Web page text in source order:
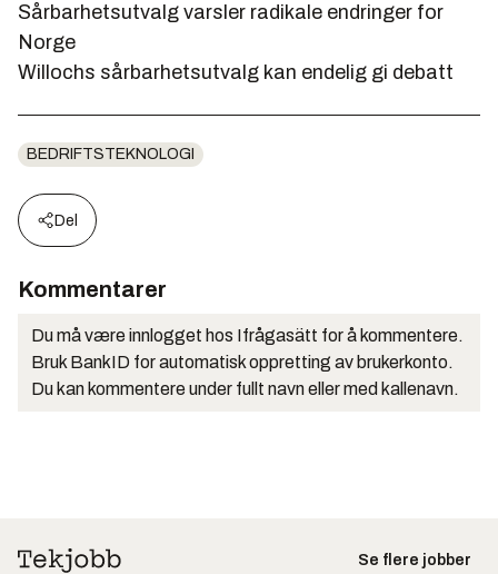
Sårbarhetsutvalg varsler radikale endringer for
Norge
Willochs sårbarhetsutvalg kan endelig gi debatt
BEDRIFTSTEKNOLOGI
Del
Kommentarer
Du må være innlogget hos Ifrågasätt for å kommentere.
Bruk BankID for automatisk oppretting av brukerkonto.
Du kan kommentere under fullt navn eller med kallenavn.
Se flere jobber